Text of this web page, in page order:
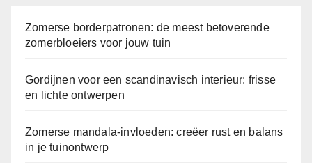
Zomerse borderpatronen: de meest betoverende
zomerbloeiers voor jouw tuin
Gordijnen voor een scandinavisch interieur: frisse
en lichte ontwerpen
Zomerse mandala-invloeden: creëer rust en balans
in je tuinontwerp